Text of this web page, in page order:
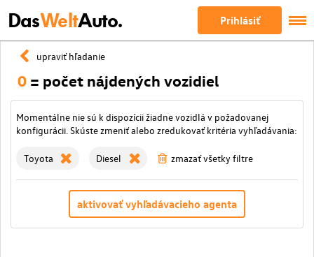
DasWeltAuto. Prihlásiť
upraviť hľadanie
0 = počet nájdených vozidiel
Momentálne nie sú k dispozícii žiadne vozidlá v požadovanej
konfigurácii. Skúste zmeniť alebo zredukovať kritéria vyhľadávania:
Toyota Diesel zmazať všetky filtre
aktivovať vyhľadávacieho agenta